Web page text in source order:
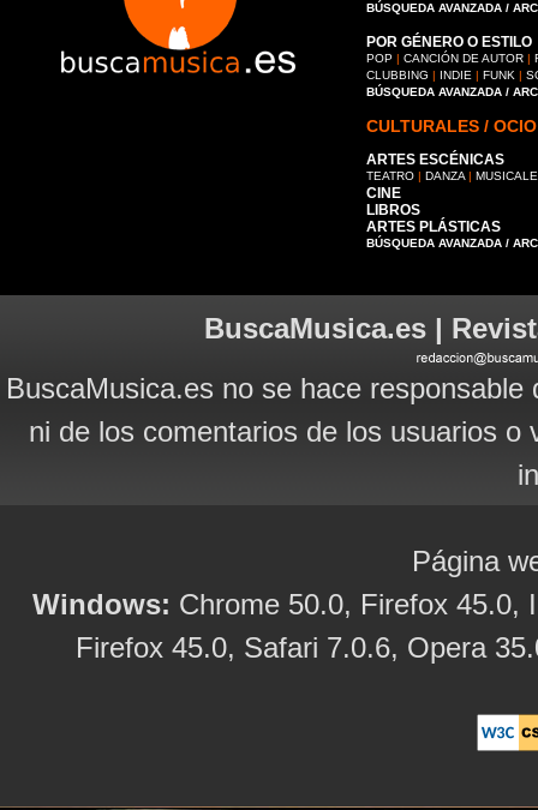
BÚSQUEDA AVANZADA /
POR GÉNERO O ESTILO
POP | CANCIÓN DE AUTOR |
CLUBBING | INDIE | FUNK |
BÚSQUEDA AVANZADA /
CULTURALES / OCIO
ARTES ESCÉNICAS
TEATRO | DANZA |
CINE
LIBROS
ARTES PLÁSTICAS
BÚSQUEDA AVANZADA /
BuscaMusica.es |
BuscaMusica.es no se hace
ni de los comentarios de los usuarios
Página
Windows: Chrome 50.0, Firefox 45.0,
Firefox 45.0, Safari 7.0.6, Opera